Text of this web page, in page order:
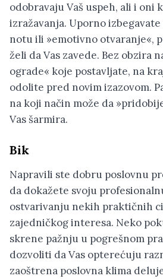
odobravaju Vaš uspeh, ali i oni
izražavanja. Uporno
notu ili »emotivno otvaranje«,
želi da Vas zavede. Bez obzira
ograde« koje postavljate, na
odolite pred novim izazovom.
na koji način može da
Vas šarmira.
Bik
Napravili ste dobru poslovnu
da dokažete svoju
ostvarivanju nekih praktičnih
zajedničkog interesa. Neko
skrene pažnju u pogrešnom
dozvoliti da Vas opterećuju
zaoštrena poslovna klima